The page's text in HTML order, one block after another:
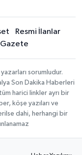
Resmi İlanlar
Gazete
sorumludur.
Son Dakika Haberleri
harici linkler ayrı bir
köşe yazıları ve
dahi, herhangi bir